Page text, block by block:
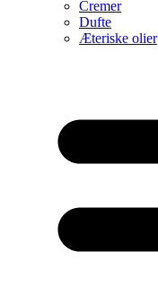
Cremer
Dufte
Æteriske olier